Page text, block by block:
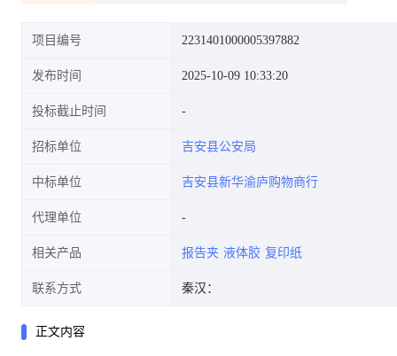
项目编号 2231401000005397882
发布时间 2025-10-09 10:33:20
投标截止时间
招标单位 吉安县公安局
中标单位 吉安县新华渝庐购物商行
代理单位
相关产品 报告夹 液体胶 复印纸
联系方式 秦汉：
正文内容